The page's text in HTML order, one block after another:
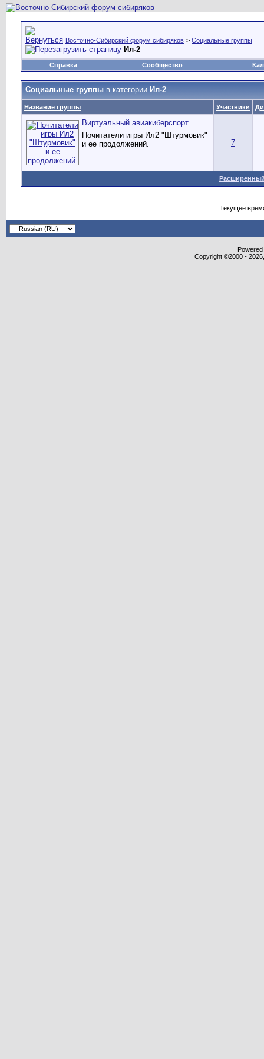
Восточно-Сибирский форум сибиряков > Социальные группы
Ил-2
Справка Сообщество
Социальные группы в категории Ил-2
Название группы Участники
Виртуальный авиакиберспорт
Почитатели игры Ил2 "Штурмовик"
и ее продолжений.
7
Текущее
Copyright ©2000 -